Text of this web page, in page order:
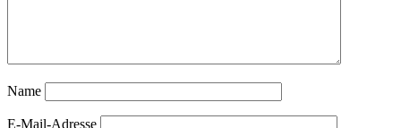
Name
E-Mail-Adresse